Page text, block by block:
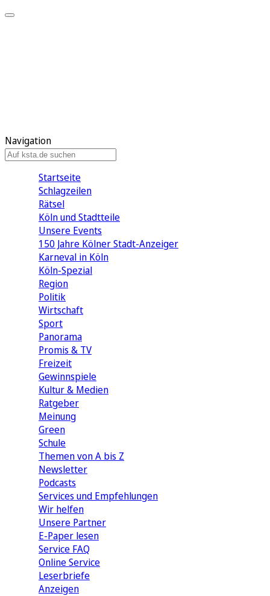
Navigation
Startseite
Schlagzeilen
Rätsel
Köln und Stadtteile
Unsere Events
150 Jahre Kölner Stadt-Anzeiger
Karneval in Köln
Köln-Spezial
Region
Politik
Wirtschaft
Sport
Panorama
Promis & TV
Freizeit
Gewinnspiele
Kultur & Medien
Ratgeber
Meinung
Green
Schule
Themen von A bis Z
Newsletter
Podcasts
Services und Empfehlungen
Wir helfen
Unsere Partner
E-Paper lesen
Service FAQ
Online Service
Leserbriefe
Anzeigen